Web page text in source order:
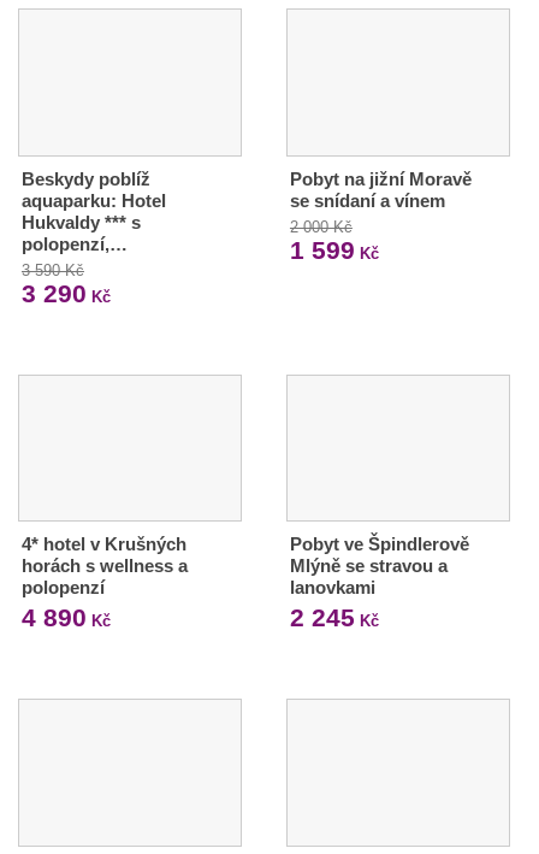
Beskydy poblíž
aquaparku: Hotel
Hukvaldy *** s
polopenzí,…
3 590 Kč
3 290 Kč
Pobyt na jižní Moravě
se snídaní a vínem
2 000 Kč
1 599 Kč
4* hotel v Krušných
horách s wellness a
polopenzí
4 890 Kč
Pobyt ve Špindlerově
Mlýně se stravou a
lanovkami
2 245 Kč